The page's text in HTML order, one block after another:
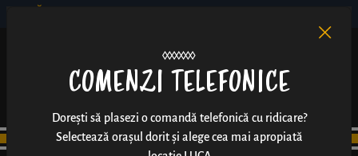
COMENZI TELEFONICE
Dorești să plasezi o comandă telefonică cu ridicare?
Selectează orașul dorit și alege cea mai apropiată